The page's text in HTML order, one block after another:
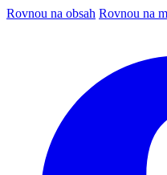
Rovnou na obsah Rovnou na